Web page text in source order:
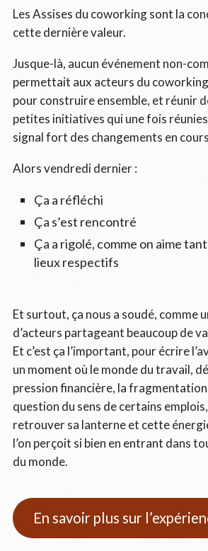
Les Assises du coworking sont la
cette dernière valeur.
Jusque-là, aucun événement non-
permettait aux acteurs du
pour construire ensemble, et réunir
petites initiatives qui une fois
signal fort des changements en
Alors vendredi dernier :
Ça a réfléchi
Ça s’est rencontré
Ça a rigolé, comme on aime
lieux respectifs
Et surtout, ça nous a soudé, comme
d’acteurs partageant beaucoup de
Et c’est ça l’important, pour écrire
un moment où le monde du travail,
pression financière, la fragmentation
question du sens de certains
retrouver sa lanterne et cette
l’on perçoit si bien en entrant dans
du monde.
En savoir plus sur